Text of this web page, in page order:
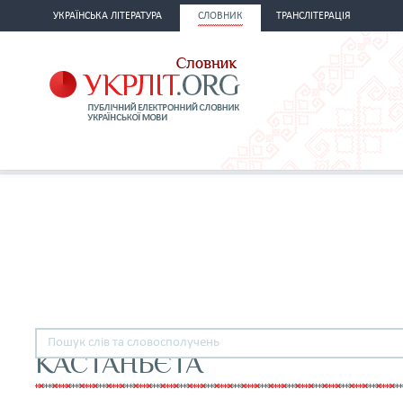
УКРАЇНСЬКА ЛІТЕРАТУРА СЛОВНИК ТРАНСЛІТЕРАЦІЯ
КАСТАНЬЄТА